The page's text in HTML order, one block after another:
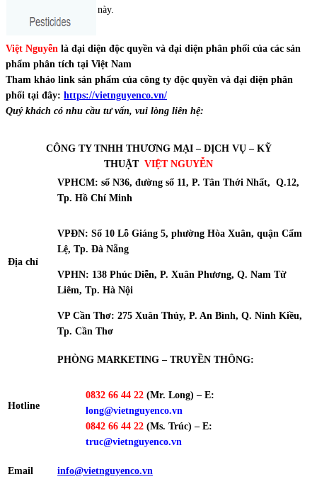
này.
Việt Nguyễn là đại diện độc quyền và đại diện phân phối của các sản
phẩm phân tích tại Việt Nam
Tham khảo link sản phẩm của công ty độc quyền và đại diện phân
phối tại đây: https://vietnguyenco.vn/
Quý khách có nhu cầu tư vấn, vui lòng liên hệ:
CÔNG TY TNHH THƯƠNG MẠI – DỊCH VỤ – KỸ
THUẬT VIỆT NGUYỄN
Địa chỉ
VPHCM: số N36, đường số 11, P. Tân Thới Nhất, Q.12,
Tp. Hồ Chí Minh
VPĐN: Số 10 Lỗ Giáng 5, phường Hòa Xuân, quận Cẩm
Lệ, Tp. Đà Nẵng
VPHN: 138 Phúc Diễn, P. Xuân Phương, Q. Nam Từ
Liêm, Tp. Hà Nội
VP Cần Thơ: 275 Xuân Thủy, P. An Bình, Q. Ninh Kiều,
Tp. Cần Thơ
Hotline
PHÒNG MARKETING – TRUYỀN THÔNG:
0832 66 44 22 (Mr. Long) – E:
long@vietnguyenco.vn
0842 66 44 22 (Ms. Trúc) – E:
truc@vietnguyenco.vn
Email info@vietnguyenco.vn